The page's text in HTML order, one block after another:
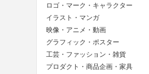
ロゴ・マーク・キャラクター
イラスト・マンガ
映像・アニメ・動画
グラフィック・ポスター
工芸・ファッション・雑貨
プロダクト・商品企画・家具